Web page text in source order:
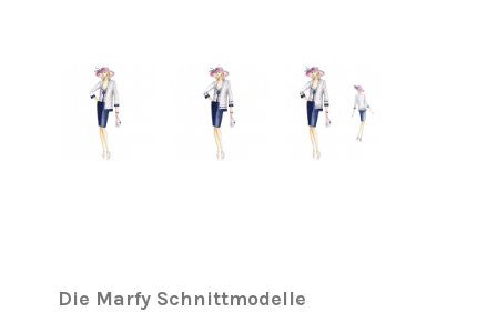
Die Marfy Schnittmodelle